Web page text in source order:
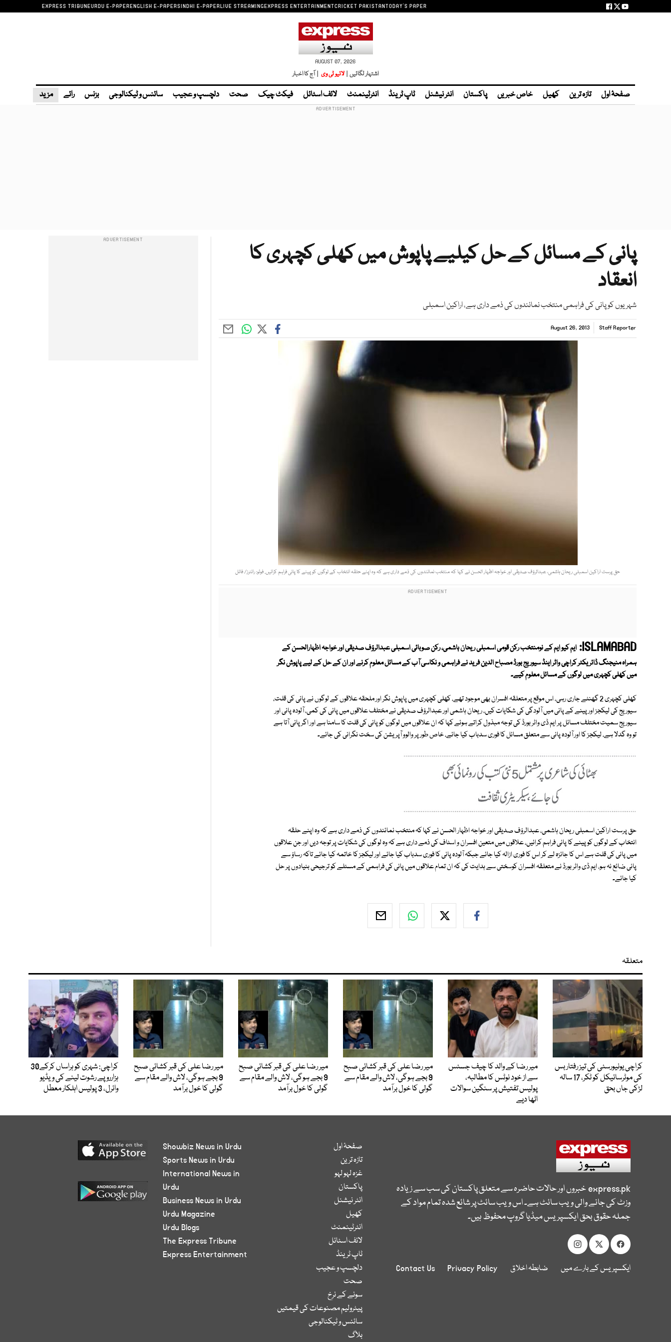
EXPRESS TRIBUNEURDU E-PAPERENGLISH E-PAPERSINDHI E-PAPERLIVE STREAMINGEXPRESS ENTERTAINMENTCRICKET PAKISTANTODAY'S PAPER
AUGUST 07, 2026
اشتہار لگائیں | لائیو ٹی وی | آج کا اخبار
صفحۂ اول تازہ ترین کھیل خاص خبریں پاکستان انٹر نیشنل ٹاپ ٹرینڈ انٹرٹینمنٹ لائف اسٹائل فیکٹ چیک صحت دلچسپ و عجیب سائنس و ٹیکنالوجی بزنس رائے مزید
پانی کے مسائل کے حل کیلیے پاپوش میں کھلی کچہری کا
انعقاد
شہریوں کو پانی کی فراہمی منتخب نمائندوں کی ذمے داری ہے، اراکین اسمبلی
Staff Reporter
August 26, 2013
حق پرست اراکین اسمبلی ریحان ہاشمی، عبدالرؤف صدیقی اور خواجہ اظہار الحسن نے کہا کہ منتخب نمائندوں کی ذمے داری ہے کہ وہ اپنے حلقہ انتخاب کے لوگوں کو پینے کا پانی فراہم کرائیں. فوٹو: رائٹرز/ فائل
ISLAMABAD: ایم کیو ایم کے نومنتخب رکن قومی اسمبلی ریحان ہاشمی، رکن صوبائی اسمبلی عبدالرؤف صدیقی اور خواجہ اظہارالحسن کے
ہمراہ منیجنگ ڈائریکٹر کراچی واٹر اینڈ سیوریج بورڈ مصباح الدین فرید نے فراہمی و نکاسی آب کے مسائل معلوم کرنے اور ان کے حل کے لیے پاپوش نگر
میں کھلی کچہری میں لوگوں کے مسائل معلوم کیے۔
کھلی کچہری 2 گھنٹے جاری رہی، اس موقع پر متعلقہ افسران بھی موجود تھے، کھلی کچہری میں پاپوش نگر اور ملحقہ علاقوں کے لوگوں نے پانی کی قلت،
سیوریج کی لیکجز اور پینے کے پانی میں آلودگی کی شکایات کیں، ریحان ہاشمی اور عبدالرؤف صدیقی نے مختلف علاقوں میں پانی کی کمی، آلودہ پانی اور
سیوریج سمیت مختلف مسائل پر ایم ڈی واٹر بورڈ کی توجہ مبذول کراتے ہوئے کہا کہ ان علاقوں میں لوگوں کو پانی کی قلت کا سامنا ہے اور اگرپانی آتا ہے
تو وہ گدلا ہے، لیکجز کا اور آلودہ پانی سے متعلق مسائل کا فوری سدباب کیا جائے، خاص طور پر والوو آپریشن کی سخت نگرانی کی جائے۔
حق پرست اراکین اسمبلی ریحان ہاشمی، عبدالرؤف صدیقی اور خواجہ اظہار الحسن نے کہا کہ منتخب نمائندوں کی ذمے داری ہے کہ وہ اپنے حلقہ
انتخاب کے لوگوں کو پینے کا پانی فراہم کرائیں، علاقوں میں متعین افسران و اسٹاف کی ذمے داری ہے کہ وہ لوگوں کی شکایات پر توجہ دیں اور جن علاقوں
میں پانی کی قلت ہے اس کا جائزہ لے کر اس کا فوری ازالہ کیا جائے جبکہ آلودہ پانی کا فوری سدباب کیا جائے اور لیکجز کا خاتمہ کیا جائے تاکہ رساؤ سے
پانی ضائع نہ ہو، ایم ڈی واٹر بورڈ نے متعلقہ افسران کوسختی سے ہدایت کی کہ ان تمام علاقوں میں پانی کی فراہمی کے مسئلے کو ترجیحی بنیادوں پر حل
کیا جائے۔
متعلقہ
کراچی یونیورسٹی کی تیز رفتار بس
کی موٹرسائیکل کو ٹکر، 17 سالہ
لڑکی جاں بحق
میر رضا کے والد کا چیف جسٹس
سے از خود نوٹس کا مطالبہ،
پولیس تفتیش پر سنگین سوالات
اٹھا دیے
میر رضا علی کی قبر کشائی صبح
9 بجے ہوگی، لاش والے مقام سے
گولی کا خول برآمد
میر رضا علی کی قبر کشائی صبح
9 بجے ہوگی، لاش والے مقام سے
گولی کا خول برآمد
میر رضا علی کی قبر کشائی صبح
9 بجے ہوگی، لاش والے مقام سے
گولی کا خول برآمد
کراچی: شہری کو ہراساں کرکے30
ہزارروپے رشوت لینے کی ویڈیو
وائرل، 3 پولیس اہلکار معطل
express.pkخبروں اور حالات حاضرہ سے متعلق پاکستان کی سب سے زیادہ
وزٹ کی جانے والی ویب سائٹ ہے۔ اس ویب سائٹ پر شائع شدہ تمام مواد کے
جملہ حقوق بحق ایکسپریس میڈیا گروپ محفوظ ہیں۔
ایکسپریس کے بارے میں ضابطہ اخلاق Privacy Policy
Contact Us
صفحۂ اول
تازہ ترین
غزہ لہو لہو
پاکستان
انٹر نیشنل
کھیل
انٹرٹینمنٹ
لائف اسٹائل
ٹاپ ٹرینڈ
دلچسپ و عجیب
صحت
سونے کے نرخ
پیٹرولیم مصنوعات کی قیمتیں
سائنس و ٹیکنالوجی
بلاگ
Showbiz News in Urdu
Sports News in Urdu
International News in
Urdu
Business News in Urdu
Urdu Magazine
Urdu Blogs
The Express Tribune
Express Entertainment